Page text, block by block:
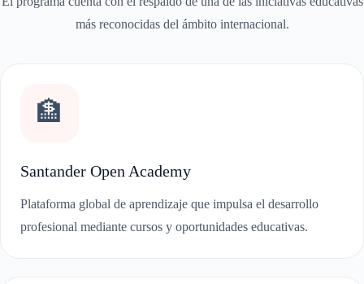
más reconocidas del ámbito internacional.
🏦
Santander Open Academy
Plataforma global de aprendizaje que impulsa el desarrollo
profesional mediante cursos y oportunidades educativas.